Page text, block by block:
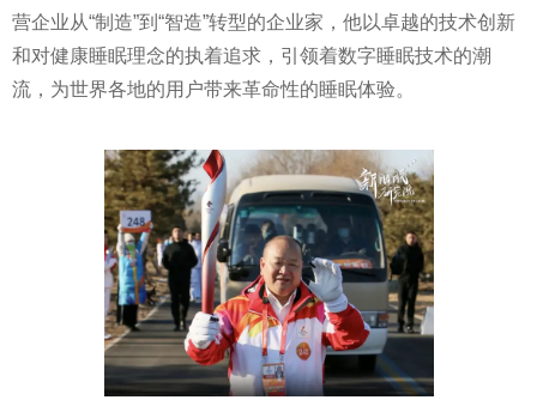
营企业从“制造”到“智造”转型的企业家，他以卓越的技术创新
和对健康睡眠理念的执着追求，引领着数字睡眠技术的潮
流，为世界各地的用户带来革命性的睡眠体验。